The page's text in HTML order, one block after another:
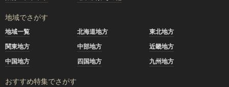
地域でさがす
地域一覧 北海道地方
東北地方
関東地方
中部地方
近畿地方
中国地方
四国地方 九州地方
おすすめ特集でさがす